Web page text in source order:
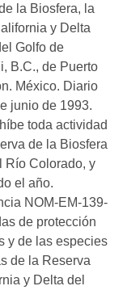
la Biosfera, la
y Delta
Golfo de
B.C., de Puerto
México. Diario
junio de 1993.
toda actividad
de la Biosfera
Río Colorado, y
el año.
NOM-EM-139-
de protección
y de las especies
de la Reserva
y Delta del